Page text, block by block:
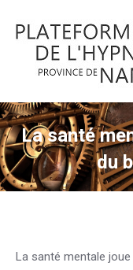
La santé
du
La santé mentale